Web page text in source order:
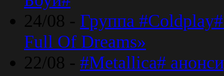
24/08 - Группа
Full Of Dreams»
22/08 - #Metallica#